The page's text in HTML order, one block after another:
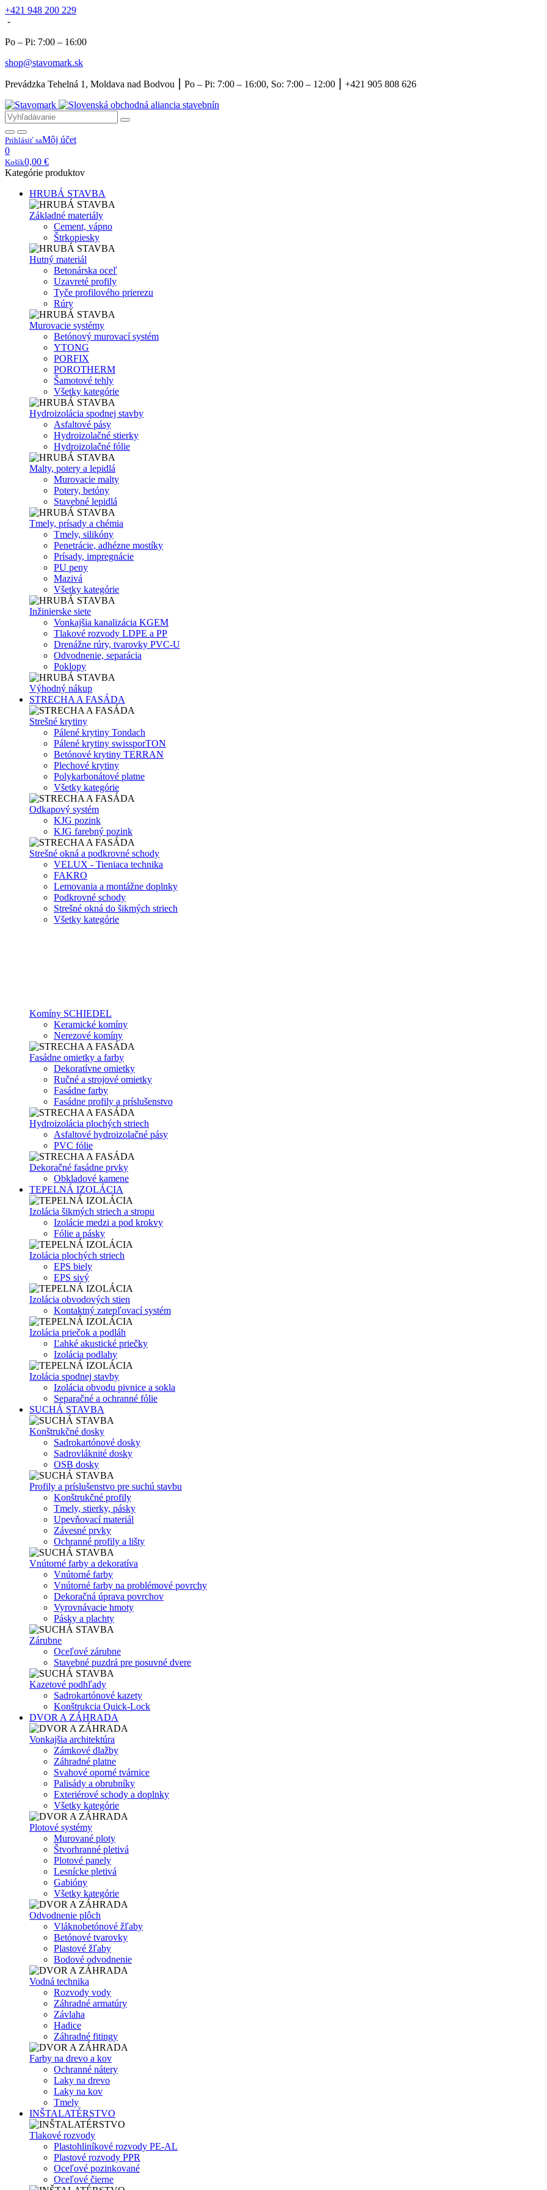
+421 948 200 229
-
Po – Pi: 7:00 – 16:00
shop@stavomark.sk
Prevádzka Tehelná 1, Moldava nad Bodvou ⎮ Po – Pi: 7:00 – 16:00, So: 7:00 – 12:00 ⎮ +421 905 808 626
Prihlásiť saMôj účet
0
Košík0,00 €
Kategórie produktov
HRUBÁ STAVBA
Základné materiály
Cement, vápno
Štrkopiesky
Hutný materiál
Betonárska oceľ
Uzavreté profily
Tyče profilového prierezu
Rúry
Murovacie systémy
Betónový murovací systém
YTONG
PORFIX
POROTHERM
Šamotové tehly
Všetky kategórie
Hydroizolácia spodnej stavby
Asfaltové pásy
Hydroizolačné stierky
Hydroizolačné fólie
Malty, potery a lepidlá
Murovacie malty
Potery, betóny
Stavebné lepidlá
Tmely, prísady a chémia
Tmely, silikóny
Penetrácie, adhézne mostíky
Prísady, impregnácie
PU peny
Mazivá
Všetky kategórie
Inžinierske siete
Vonkajšia kanalizácia KGEM
Tlakové rozvody LDPE a PP
Drenážne rúry, tvarovky PVC-U
Odvodnenie, separácia
Poklopy
Výhodný nákup
STRECHA A FASÁDA
Strešné krytiny
Pálené krytiny Tondach
Pálené krytiny swissporTON
Betónové krytiny TERRAN
Plechové krytiny
Polykarbonátové platne
Všetky kategórie
Odkapový systém
KJG pozink
KJG farebný pozink
Strešné okná a podkrovné schody
VELUX - Tieniaca technika
FAKRO
Lemovania a montážne doplnky
Podkrovné schody
Strešné okná do šikmých striech
Všetky kategórie
Komíny SCHIEDEL
Keramické komíny
Nerezové komíny
Fasádne omietky a farby
Dekoratívne omietky
Ručné a strojové omietky
Fasádne farby
Fasádne profily a príslušenstvo
Hydroizolácia plochých striech
Asfaltové hydroizolačné pásy
PVC fólie
Dekoračné fasádne prvky
Obkladové kamene
TEPELNÁ IZOLÁCIA
Izolácia šikmých striech a stropu
Izolácie medzi a pod krokvy
Fólie a pásky
Izolácia plochých striech
EPS biely
EPS sivý
Izolácia obvodových stien
Kontaktný zatepľovací systém
Izolácia priečok a podláh
Ľahké akustické priečky
Izolácia podlahy
Izolácia spodnej stavby
Izolácia obvodu pivnice a sokla
Separačné a ochranné fólie
SUCHÁ STAVBA
Konštrukčné dosky
Sadrokartónové dosky
Sadrovláknité dosky
OSB dosky
Profily a príslušenstvo pre suchú stavbu
Konštrukčné profily
Tmely, stierky, pásky
Upevňovací materiál
Závesné prvky
Ochranné profily a lišty
Vnútorné farby a dekoratíva
Vnútorné farby
Vnútorné farby na problémové povrchy
Dekoračná úprava povrchov
Vyrovnávacie hmoty
Pásky a plachty
Zárubne
Oceľové zárubne
Stavebné puzdrá pre posuvné dvere
Kazetové podhľady
Sadrokartónové kazety
Konštrukcia Quick-Lock
DVOR A ZÁHRADA
Vonkajšia architektúra
Zámkové dlažby
Záhradné platne
Svahové oporné tvárnice
Palisády a obrubníky
Exteriérové schody a doplnky
Všetky kategórie
Plotové systémy
Murované ploty
Štvorhranné pletivá
Plotové panely
Lesnícke pletivá
Gabióny
Všetky kategórie
Odvodnenie plôch
Vláknobetónové žľaby
Betónové tvarovky
Plastové žľaby
Bodové odvodnenie
Vodná technika
Rozvody vody
Záhradné armatúry
Závlaha
Hadice
Záhradné fitingy
Farby na drevo a kov
Ochranné nátery
Laky na drevo
Laky na kov
Tmely
INŠTALATÉRSTVO
Tlakové rozvody
Plastohliníkové rozvody PE-AL
Plastové rozvody PPR
Oceľové pozinkované
Oceľové čierne